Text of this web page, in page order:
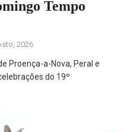
Tempo
2026
Proença-a-Nova, Peral e
do 19º